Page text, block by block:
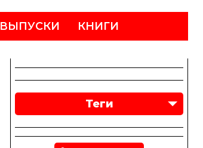
ВЫПУСКИ КНИГИ
Теги